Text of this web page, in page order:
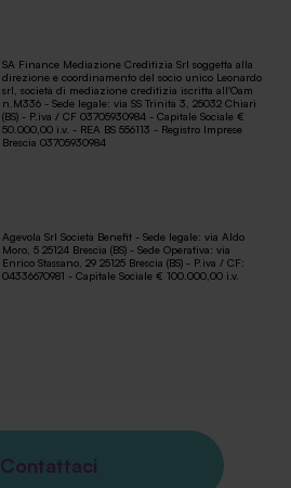
SA Finance Mediazione Creditizia Srl soggetta alla
direzione e coordinamento del socio unico Leonardo
srl, società di mediazione creditizia iscritta all'Oam
n.M336 - Sede legale: via SS Trinità 3, 25032 Chiari
(BS) - P.iva / CF 03705930984 - Capitale Sociale €
50.000,00 i.v. - REA BS 556113 - Registro Imprese
Brescia 03705930984
Agevola Srl Società Benefit - Sede legale: via Aldo
Moro, 5 25124 Brescia (BS) - Sede Operativa: via
Enrico Stassano, 29 25125 Brescia (BS) - P.iva / CF:
04336670981 - Capitale Sociale € 100.000,00 i.v.
Contattaci